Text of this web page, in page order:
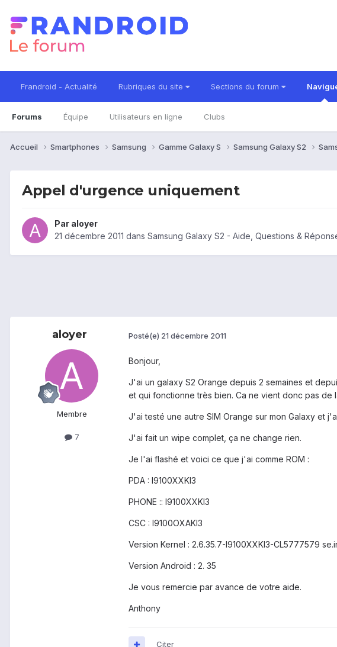
Frandroid - Actualité Rubriques du site Sections du forum
Forums Équipe Utilisateurs en ligne Clubs
Accueil Smartphones Samsung Gamme Galaxy S Samsung Galaxy S2
Appel d'urgence uniquement
Par aloyer
21 décembre 2011 dans Samsung Galaxy S2 - Aide, Questions &
aloyer
Membre
7
Posté(e) 21 décembre 2011
Bonjour,
J'ai un galaxy S2 Orange depuis 2 semaines et
et qui fonctionne très bien. Ca ne vient donc pas de
J'ai testé une autre SIM Orange sur mon Galaxy et
J'ai fait un wipe complet, ça ne change rien.
Je l'ai flashé et voici ce que j'ai comme ROM :
PDA : I9100XXKI3
PHONE :: I9100XXKI3
CSC : I9100OXAKI3
Version Kernel : 2.6.35.7-I9100XXKI3-CL5777579
Version Android : 2. 35
Je vous remercie par avance de votre aide.
Anthony
Citer